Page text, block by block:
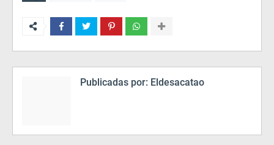
Publicadas por: Eldesacatao